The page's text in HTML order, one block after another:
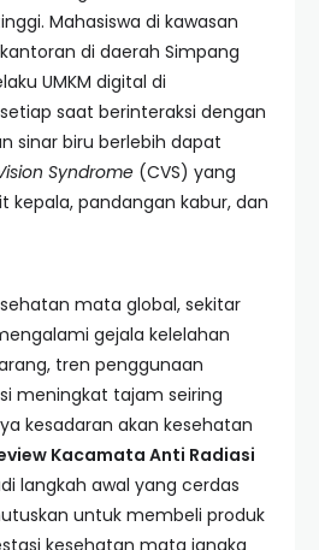
Mahasiswa di kawasan
di daerah Simpang
UMKM digital di
saat berinteraksi dengan
sinar biru berlebih dapat
Syndrome (CVS) yang
kepala, pandangan kabur, dan
mata global, sekitar
gejala kelelahan
tren penggunaan
meningkat tajam seiring
kesadaran akan kesehatan
Kacamata Anti Radiasi
langkah awal yang cerdas
untuk membeli produk
kesehatan mata jangka